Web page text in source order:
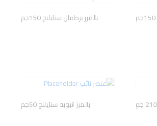
بالمرز برطمان ستايلنج 150جم
بالمرز انبوبه ستايلنج 50جم